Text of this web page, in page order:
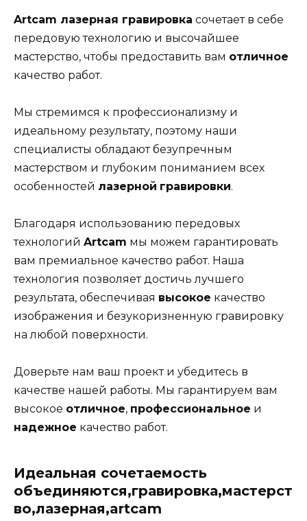
Artcam лазерная гравировка сочетает в себе
передовую технологию и высочайшее
мастерство, чтобы предоставить вам отличное
качество работ.
Мы стремимся к профессионализму и
идеальному результату, поэтому наши
специалисты обладают безупречным
мастерством и глубоким пониманием всех
особенностей лазерной гравировки.
Благодаря использованию передовых
технологий Artcam мы можем гарантировать
вам премиальное качество работ. Наша
технология позволяет достичь лучшего
результата, обеспечивая высокое качество
изображения и безукоризненную гравировку
на любой поверхности.
Доверьте нам ваш проект и убедитесь в
качестве нашей работы. Мы гарантируем вам
высокое отличное, профессиональное и
надежное качество работ.
Идеальная сочетаемость
объединяются,гравировка,мастерст
во,лазерная,artcam